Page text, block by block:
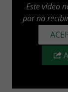
Este vídeo
por no